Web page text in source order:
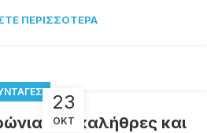
ΠΕΡΙΣΣΌΤΕΡΑ
23
ΟΚΤ
και